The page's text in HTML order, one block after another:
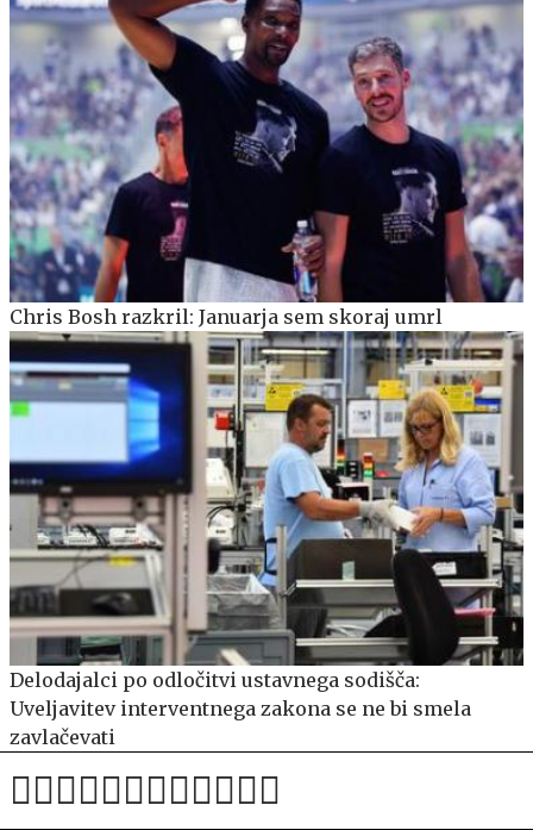
Chris Bosh razkril: Januarja sem skoraj umrl
Delodajalci po odločitvi ustavnega sodišča:
Uveljavitev interventnega zakona se ne bi smela
zavlačevati